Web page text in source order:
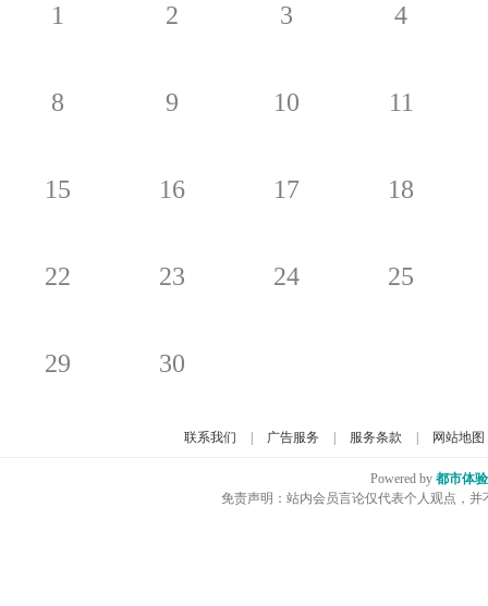
1 2 3 4
8 9 10 11
15 16 17 18
22 23 24 25
29 30
联系我们 广告服务 服务条款 网站地图
Powered by 都市体
免责声明：站内会员言论仅代表个人观点，